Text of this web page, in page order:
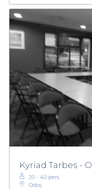
Kyriad Tarbes -
20 - 40 pers.
Odos